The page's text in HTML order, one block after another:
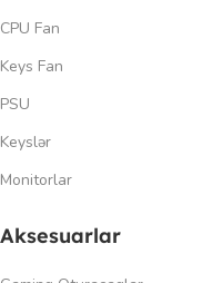
CPU Fan
Keys Fan
PSU
Keyslər
Monitorlar
Aksesuarlar